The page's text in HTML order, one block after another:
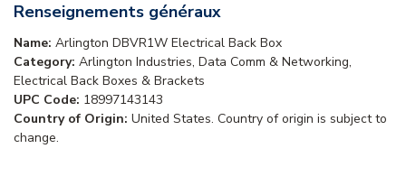
Renseignements généraux
Name: Arlington DBVR1W Electrical Back Box
Category: Arlington Industries, Data Comm & Networking,
Electrical Back Boxes & Brackets
UPC Code: 18997143143
Country of Origin: United States. Country of origin is subject to
change.